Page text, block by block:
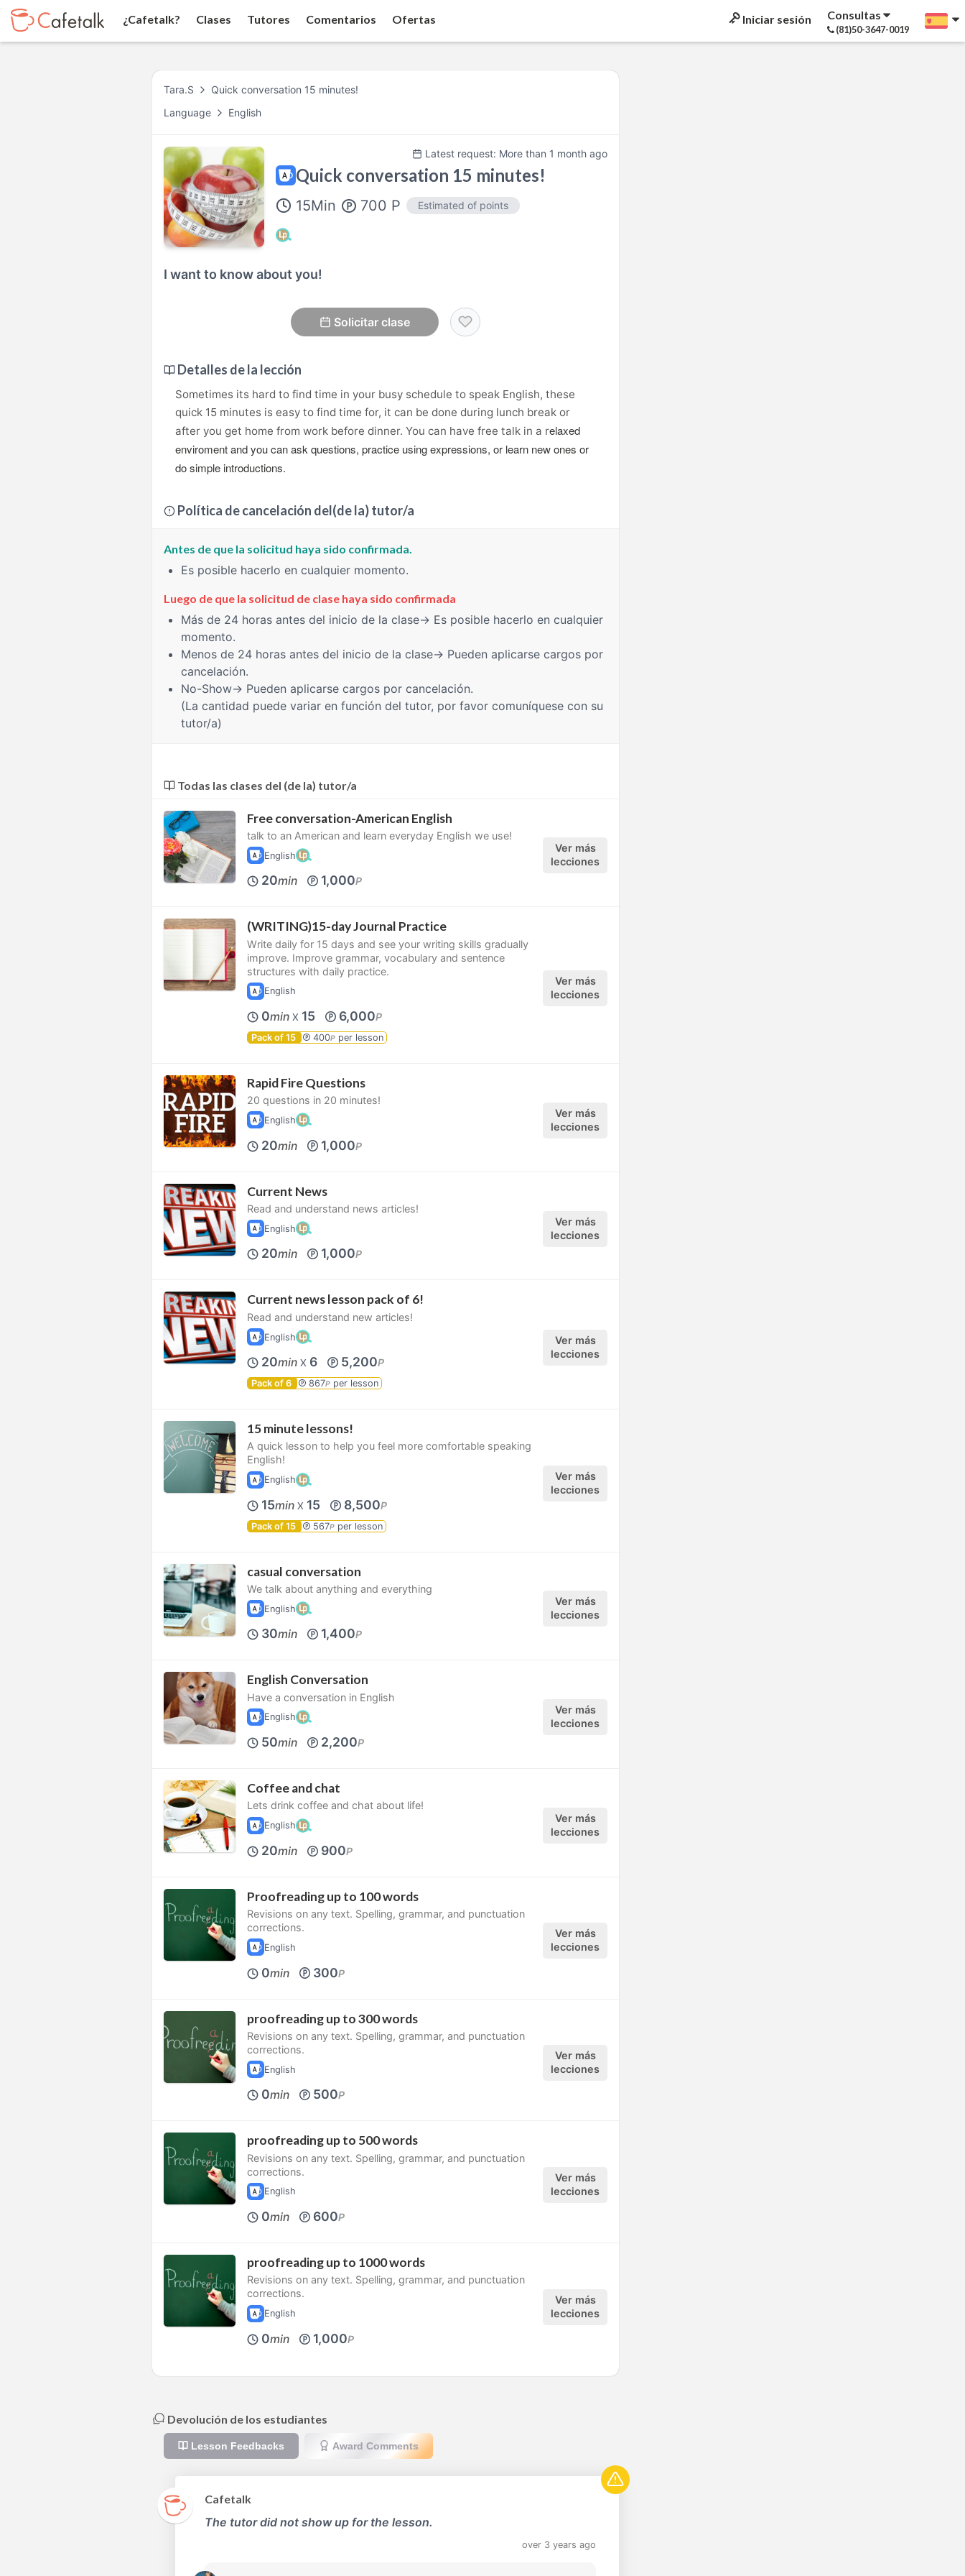
¿Cafetalk? Clases Tutores Comentarios Ofertas Iniciar sesión Consultas
(81)50-3647-0019
Tara.S
Quick conversation 15 minutes!
Language
English
Latest request: More than 1 month ago
Quick conversation 15 minutes!
15Min 700 P Estimated of points
I want to know about you!
Solicitar clase
Detalles de la lección
Sometimes its hard to find time in your busy schedule to speak English, these
quick 15 minutes is easy to find time for, it can be done during lunch break or
after you get home from work before dinner. You can have free talk in a relaxed
enviroment and you can ask questions, practice using expressions, or learn new ones or
do simple introductions.
Política de cancelación del(de la) tutor/a
Antes de que la solicitud haya sido confirmada.
Es posible hacerlo en cualquier momento.
Luego de que la solicitud de clase haya sido confirmada
Más de 24 horas antes del inicio de la clase→ Es posible hacerlo en cualquier
momento.
Menos de 24 horas antes del inicio de la clase→ Pueden aplicarse cargos por
cancelación.
No-Show→ Pueden aplicarse cargos por cancelación.
(La cantidad puede variar en función del tutor, por favor comuníquese con su
tutor/a)
Todas las clases del (de la) tutor/a
Free conversation-American English
talk to an American and learn everyday English we use!
English
20min 1,000P
Ver más
lecciones
(WRITING)15-day Journal Practice
Write daily for 15 days and see your writing skills gradually
improve. Improve grammar, vocabulary and sentence
structures with daily practice.
English
0min X 15 6,000P
Pack of 15 400P per lesson
Ver más
lecciones
Rapid Fire Questions
20 questions in 20 minutes!
English
20min 1,000P
Ver más
lecciones
Current News
Read and understand news articles!
English
20min 1,000P
Ver más
lecciones
Current news lesson pack of 6!
Read and understand new articles!
English
20min X 6 5,200P
Pack of 6 867P per lesson
Ver más
lecciones
15 minute lessons!
A quick lesson to help you feel more comfortable speaking
English!
English
15min X 15 8,500P
Pack of 15 567P per lesson
Ver más
lecciones
casual conversation
We talk about anything and everything
English
30min 1,400P
Ver más
lecciones
English Conversation
Have a conversation in English
English
50min 2,200P
Ver más
lecciones
Coffee and chat
Lets drink coffee and chat about life!
English
20min 900P
Ver más
lecciones
Proofreading up to 100 words
Revisions on any text. Spelling, grammar, and punctuation
corrections.
English
0min 300P
Ver más
lecciones
proofreading up to 300 words
Revisions on any text. Spelling, grammar, and punctuation
corrections.
English
0min 500P
Ver más
lecciones
proofreading up to 500 words
Revisions on any text. Spelling, grammar, and punctuation
corrections.
English
0min 600P
Ver más
lecciones
proofreading up to 1000 words
Revisions on any text. Spelling, grammar, and punctuation
corrections.
English
0min 1,000P
Ver más
lecciones
Devolución de los estudiantes
Lesson Feedbacks Award Comments
Cafetalk
The tutor did not show up for the lesson.
over 3 years ago